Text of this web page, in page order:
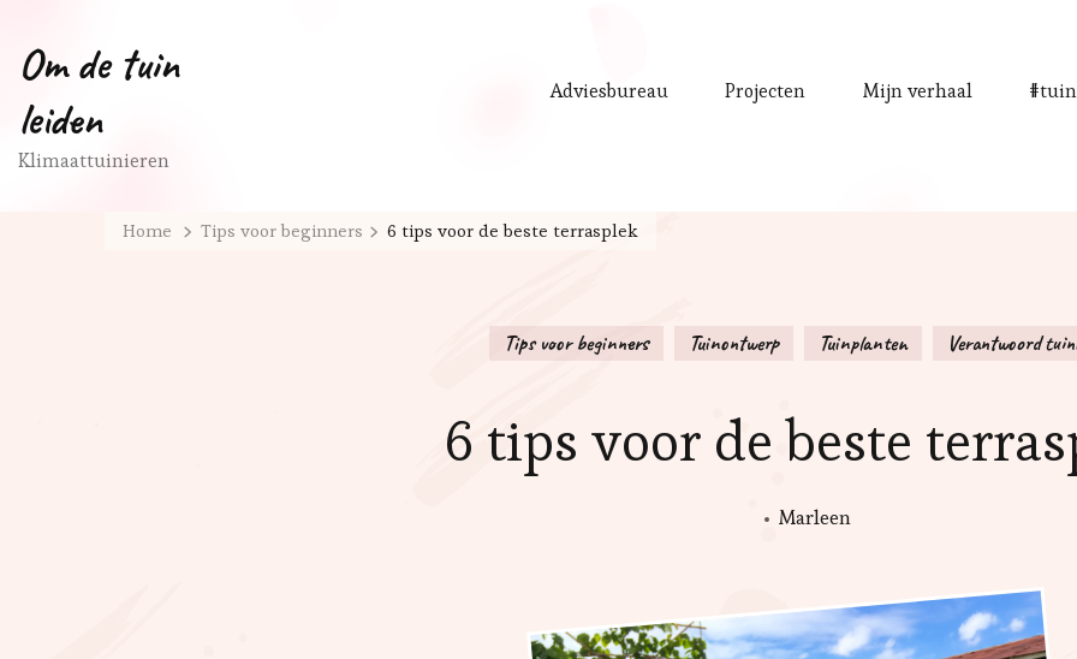
Adviesbureau Projecten Mijn verhaal
Om de tuin
leiden
Klimaattuinieren
Home Tips voor beginners 6 tips voor de beste terrasplek
Tips voor beginners Tuinontwerp Tuinplanten Verantwoord
6 tips voor de beste
Marleen